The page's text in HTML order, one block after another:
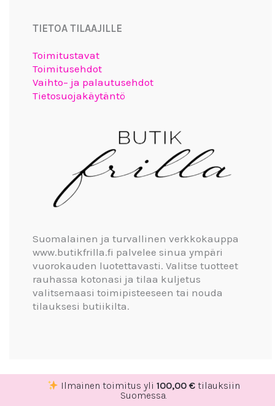
TIETOA TILAAJILLE
Toimitustavat
Toimitusehdot
Vaihto– ja palautusehdot
Tietosuojakäytäntö
Suomalainen ja turvallinen verkkokauppa
www.butikfrilla.fi palvelee sinua ympäri
vuorokauden luotettavasti. Valitse tuotteet
rauhassa kotonasi ja tilaa kuljetus
valitsemaasi toimipisteeseen tai nouda
tilauksesi butiikilta.
Ilmainen toimitus yli100,00€ tilauksiin
Suomessa.